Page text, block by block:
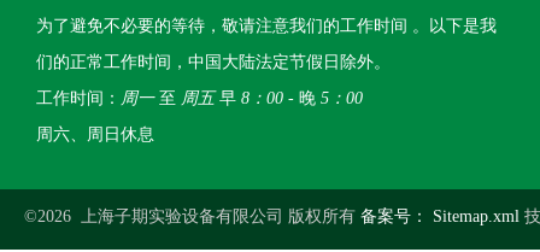
为了避免不必要的等待，敬请注意我们的工作时间 。以下是我
们的正常工作时间，中国大陆法定节假日除外。
工作时间： 周一至 周五早 8：00 - 晚 5：00
周六、周日休息
©2026 上海子期实验设备有限公司 版权所有 备案号： Sitemap.xml